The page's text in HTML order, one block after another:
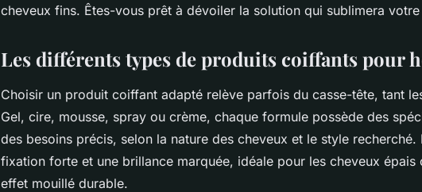
cheveux fins. Êtes-vous prêt à dévoiler la solution qui sublimera
Les différents types de produits coiffants pour
Choisir un produit coiffant adapté relève parfois du casse-tête, tant
Gel, cire, mousse, spray ou crème, chaque formule possède des
des besoins précis, selon la nature des cheveux et le style
fixation forte et une brillance marquée, idéale pour les cheveux épais
effet mouillé durable.